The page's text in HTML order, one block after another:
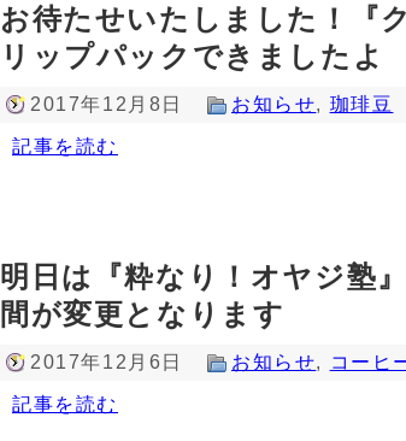
お待たせいたしました！『
リップパックできましたよ
2017年12月8日 お知らせ, 珈琲豆
記事を読む
明日は『粋なり！オヤジ塾
間が変更となります
2017年12月6日 お知らせ, コーヒ
記事を読む